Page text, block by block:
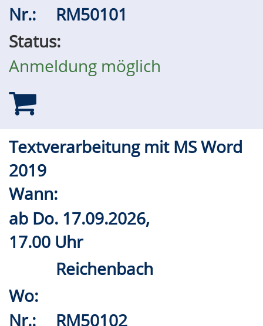
Nr.:
RM50101
Status:
Anmeldung möglich
Textverarbeitung mit MS Word
2019
Wann:
ab Do. 17.09.2026,
17.00 Uhr
Reichenbach
Wo:
Nr.:
RM50102